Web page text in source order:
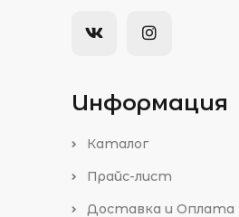
Информация
Каталог
Прайс-лист
Доставка и Оплата